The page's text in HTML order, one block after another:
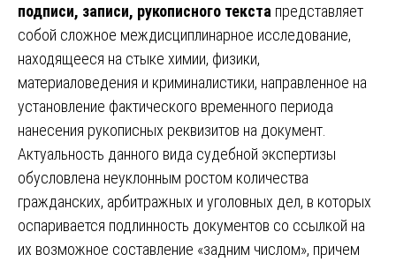
подписи, записи, рукописного текста представляет
собой сложное междисциплинарное исследование,
находящееся на стыке химии, физики,
материаловедения и криминалистики, направленное на
установление фактического временного периода
нанесения рукописных реквизитов на документ.
Актуальность данного вида судебной экспертизы
обусловлена неуклонным ростом количества
гражданских, арбитражных и уголовных дел, в которых
оспаривается подлинность документов со ссылкой на
их возможное составление «задним числом», причем